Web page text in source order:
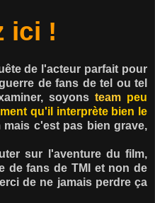
ici !
de l'acteur parfait pour
de fans de tel ou tel
soyons team peu
qu'il interprète bien le
c'est pas bien grave,
sur l'aventure du film,
de fans de TMI et non de
de ne jamais perdre ça